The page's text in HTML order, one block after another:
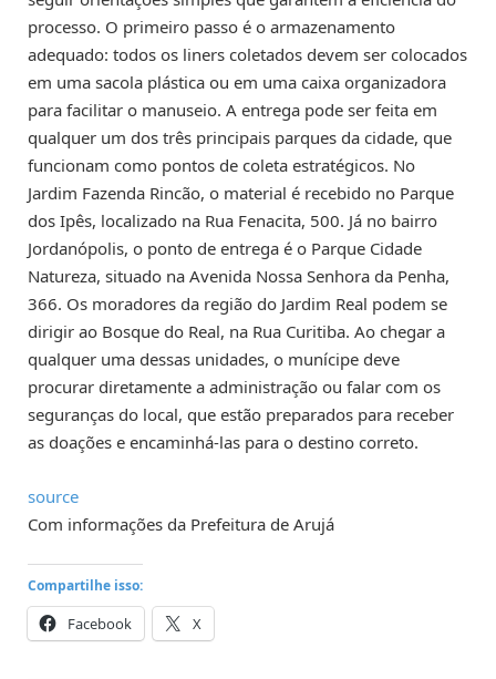
processo. O primeiro passo é o armazenamento
adequado: todos os liners coletados devem ser colocados
em uma sacola plástica ou em uma caixa organizadora
para facilitar o manuseio. A entrega pode ser feita em
qualquer um dos três principais parques da cidade, que
funcionam como pontos de coleta estratégicos. No
Jardim Fazenda Rincão, o material é recebido no Parque
dos Ipês, localizado na Rua Fenacita, 500. Já no bairro
Jordanópolis, o ponto de entrega é o Parque Cidade
Natureza, situado na Avenida Nossa Senhora da Penha,
366. Os moradores da região do Jardim Real podem se
dirigir ao Bosque do Real, na Rua Curitiba. Ao chegar a
qualquer uma dessas unidades, o munícipe deve
procurar diretamente a administração ou falar com os
seguranças do local, que estão preparados para receber
as doações e encaminhá-las para o destino correto.
source
Com informações da Prefeitura de Arujá
Compartilhe isso:
Facebook X